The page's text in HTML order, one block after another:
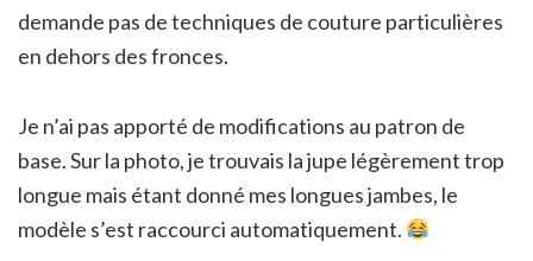
demande pas de techniques de couture particulières
en dehors des fronces.
Je n’ai pas apporté de modifications au patron de
base. Sur la photo, je trouvais la jupe légèrement trop
longue mais étant donné mes longues jambes, le
modèle s’est raccourci automatiquement.